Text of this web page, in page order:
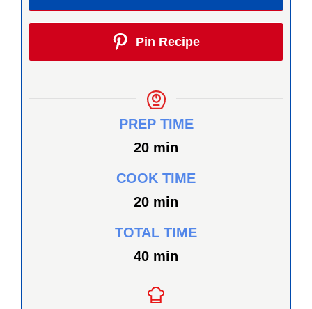
Pin Recipe
PREP TIME
20minutes
min
COOK TIME
20minutes
min
TOTAL TIME
40minutes
min